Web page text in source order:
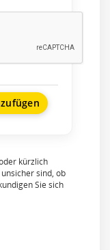
kürzlich
sind, ob
Sie sich